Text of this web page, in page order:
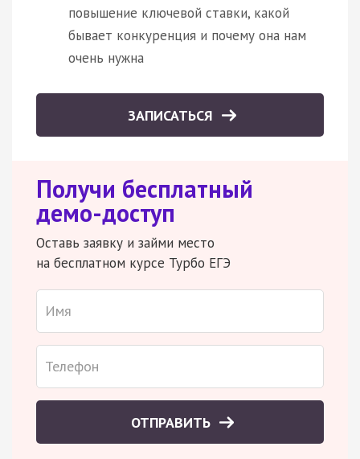
повышение ключевой ставки, какой
бывает конкуренция и почему она нам
очень нужна
ЗАПИСАТЬСЯ
Получи бесплатный
демо-доступ
Оставь заявку и займи место
на бесплатном курсе Турбо ЕГЭ
ОТПРАВИТЬ